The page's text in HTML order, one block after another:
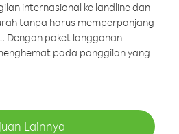
internasional ke landline dan
tanpa harus memperpanjang
Dengan paket langganan
pada panggilan yang
Lainnya